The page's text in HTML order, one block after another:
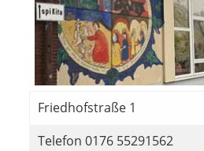
Friedhofstraße 1
Telefon 0176 55291562